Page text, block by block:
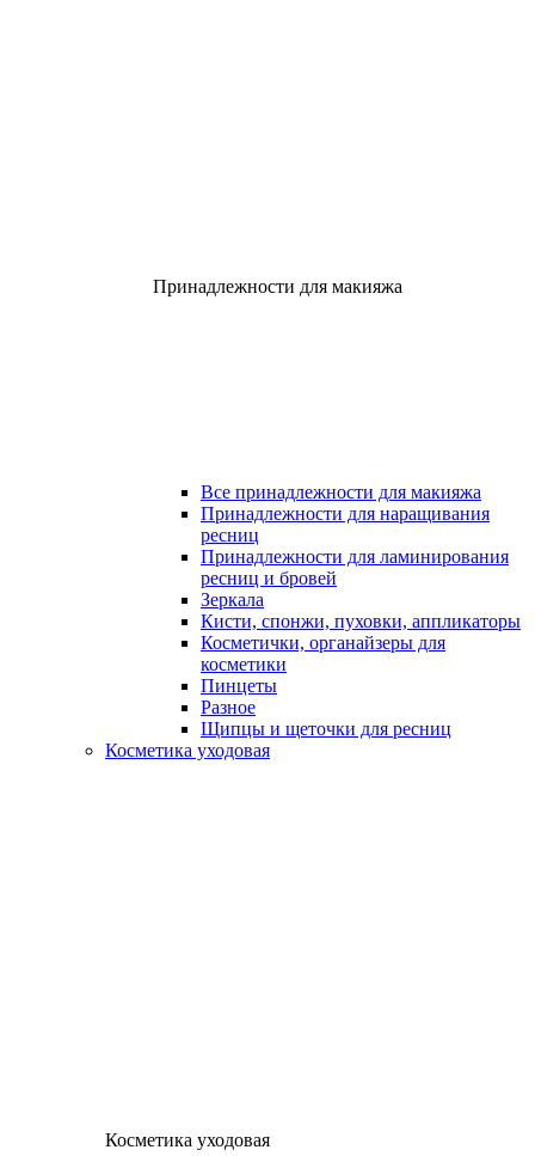
Принадлежности для макияжа
Все принадлежности для макияжа
Принадлежности для наращивания
ресниц
Принадлежности для ламинирования
ресниц и бровей
Зеркала
Кисти, спонжи, пуховки, аппликаторы
Косметички, органайзеры для
косметики
Пинцеты
Разное
Щипцы и щеточки для ресниц
Косметика уходовая
Косметика уходовая